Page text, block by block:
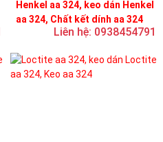
Henkel aa 324, keo dán Henkel
aa 324, Chất kết dính aa 324
Liên hệ: 0938454791